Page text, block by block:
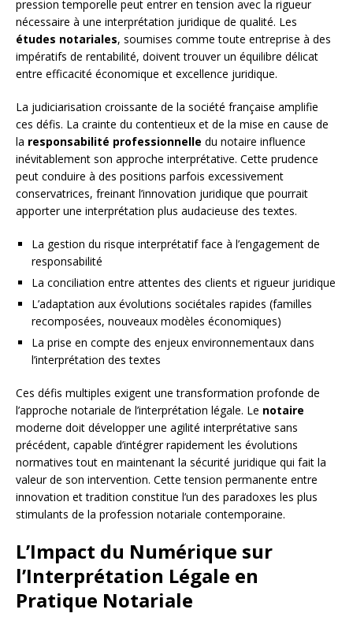
pression temporelle peut entrer en tension avec la rigueur
nécessaire à une interprétation juridique de qualité. Les
études notariales, soumises comme toute entreprise à des
impératifs de rentabilité, doivent trouver un équilibre délicat
entre efficacité économique et excellence juridique.
La judiciarisation croissante de la société française amplifie
ces défis. La crainte du contentieux et de la mise en cause de
la responsabilité professionnelle du notaire influence
inévitablement son approche interprétative. Cette prudence
peut conduire à des positions parfois excessivement
conservatrices, freinant l’innovation juridique que pourrait
apporter une interprétation plus audacieuse des textes.
La gestion du risque interprétatif face à l’engagement de
responsabilité
La conciliation entre attentes des clients et rigueur juridique
L’adaptation aux évolutions sociétales rapides (familles
recomposées, nouveaux modèles économiques)
La prise en compte des enjeux environnementaux dans
l’interprétation des textes
Ces défis multiples exigent une transformation profonde de
l’approche notariale de l’interprétation légale. Le notaire
moderne doit développer une agilité interprétative sans
précédent, capable d’intégrer rapidement les évolutions
normatives tout en maintenant la sécurité juridique qui fait la
valeur de son intervention. Cette tension permanente entre
innovation et tradition constitue l’un des paradoxes les plus
stimulants de la profession notariale contemporaine.
L’Impact du Numérique sur
l’Interprétation Légale en
Pratique Notariale